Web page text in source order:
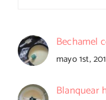
Bechamel
mayo 1st,
Blanquear